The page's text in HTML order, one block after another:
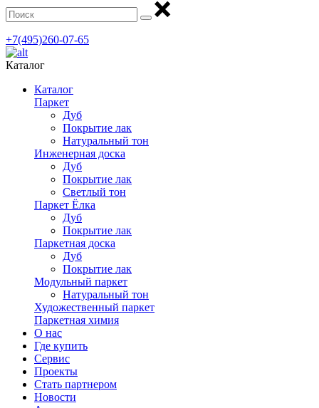
+7(495)260-07-65
Каталог
Каталог
Паркет
Дуб
Покрытие лак
Натуральный тон
Инженерная доска
Дуб
Покрытие лак
Светлый тон
Паркет Ёлка
Дуб
Покрытие лак
Паркетная доска
Дуб
Покрытие лак
Модульный паркет
Натуральный тон
Художественный паркет
Паркетная химия
О нас
Где купить
Сервис
Проекты
Стать партнером
Новости